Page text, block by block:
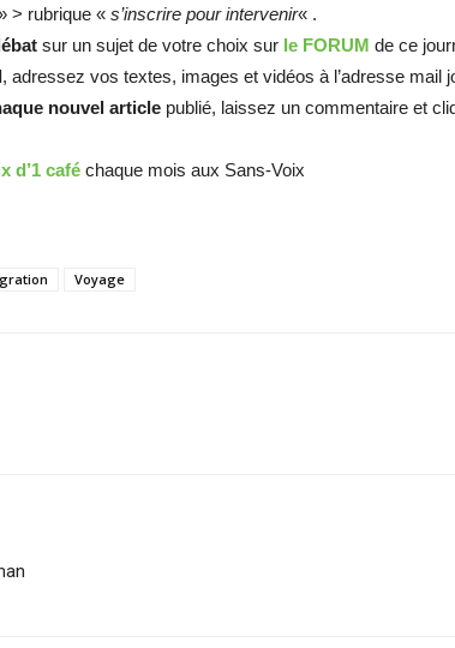
> rubrique « s’inscrire pour intervenir« .
sur un sujet de votre choix sur le FORUM de ce
, adressez vos textes, images et vidéos à l’adresse mail
nouvel article publié, laissez un commentaire et
d’1 café chaque mois aux Sans-Voix
Voyage